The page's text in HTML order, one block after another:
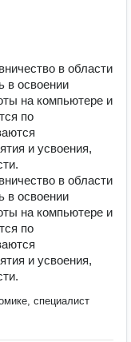
в области
в освоении
на компьютере и
по
и усвоения,
в области
в освоении
на компьютере и
по
и усвоения,
специалист